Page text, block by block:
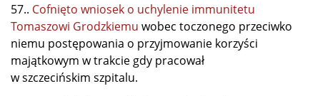
57.. Cofnięto wniosek o uchylenie immunitetu
Tomaszowi Grodzkiemu wobec toczonego przeciwko
niemu postępowania o przyjmowanie korzyści
majątkowym w trakcie gdy pracował
w szczecińskim szpitalu.